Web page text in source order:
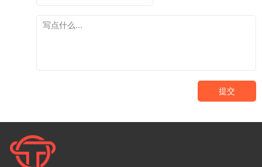
提交